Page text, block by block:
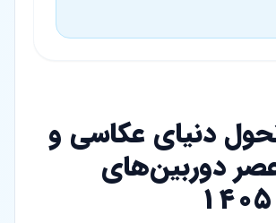
دنیای عکاسی و
دوربین‌های